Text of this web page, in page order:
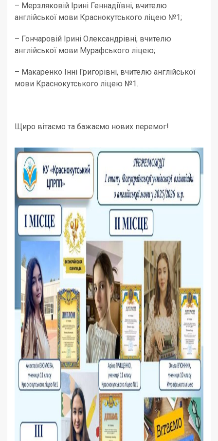
– Мерзляковій Ірині Геннадіївні, вчителю
англійської мови Краснокутського ліцею №1;
– Гончаровій Ірині Олександрівні, вчителю
англійської мови Мурафського ліцею;
– Макаренко Інні Григорівні, вчителю англійської
мови Краснокутського ліцею №1.
Щиро вітаємо та бажаємо нових перемог!